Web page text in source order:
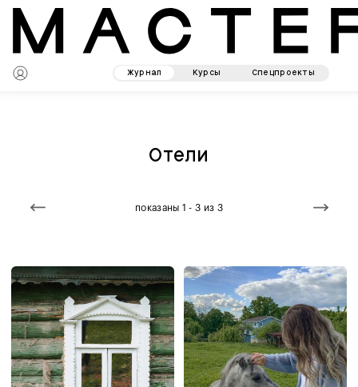
Журнал Курсы Спецпроекты
Отели
показаны 1 - 3 из 3